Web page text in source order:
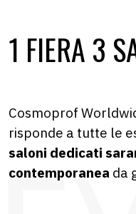
1 FIERA 3
Cosmoprof
risponde a tutte le
saloni dedicati
contemporanea da